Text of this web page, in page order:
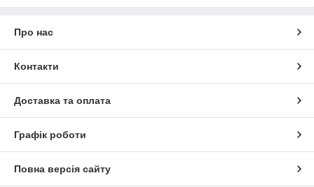
Про нас
Контакти
Доставка та оплата
Графік роботи
Повна версія сайту